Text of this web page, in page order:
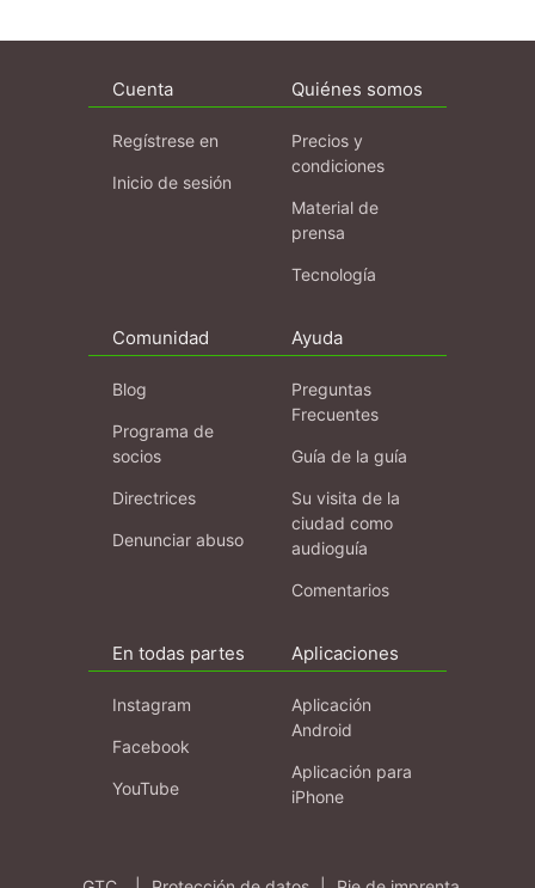
Cuenta
Regístrese en
Inicio de sesión
Quiénes somos
Precios y
condiciones
Material de
prensa
Tecnología
Comunidad
Blog
Programa de
socios
Directrices
Denunciar abuso
Ayuda
Preguntas
Frecuentes
Guía de la guía
Su visita de la
ciudad como
audioguía
Comentarios
En todas partes
Instagram
Facebook
YouTube
Aplicaciones
Aplicación
Android
Aplicación para
iPhone